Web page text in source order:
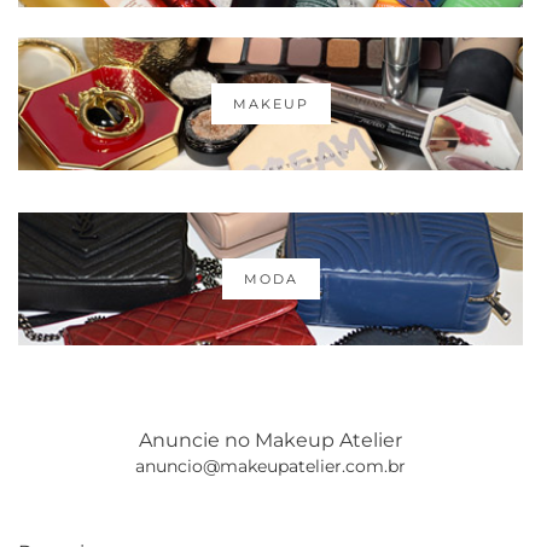
MAKEUP
MODA
Anuncie no Makeup Atelier
anuncio@makeupatelier.com.br